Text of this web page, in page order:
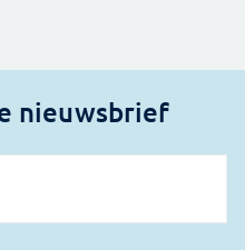
nieuwsbrief